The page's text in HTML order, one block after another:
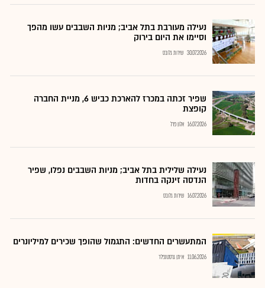
נעילה מעורבת בתל אביב; מניות השבבים עשו מהפך
וסיימו את היום בירוק
30.07.2026 שירות גלובס
שפיר זכתה במכרז להארכת כביש 6, מניית החברה
קופצת
16.07.2026 אלון פרל
נעילה שלילית בתל אביב; מניות השבבים נפלו, שפיר
הנדסה זינקה בחדות
16.07.2026 שירות גלובס
המתעשרים החדשים: התגמול שהופך שכירים למיליונרים
11.06.2026 איתן גרסטנפלד